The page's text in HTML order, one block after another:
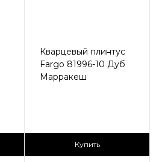
Кварцевый плинтус
Fargo 81996-10 Дуб
Марракеш
Купить